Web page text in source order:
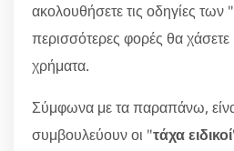
ακολουθήσετε τις οδηγίες των "
περισσότερες φορές θα χάσετε
χρήματα.
Σύμφωνα με τα παραπάνω,
συμβουλεύουν οι "τάχα ειδικοί